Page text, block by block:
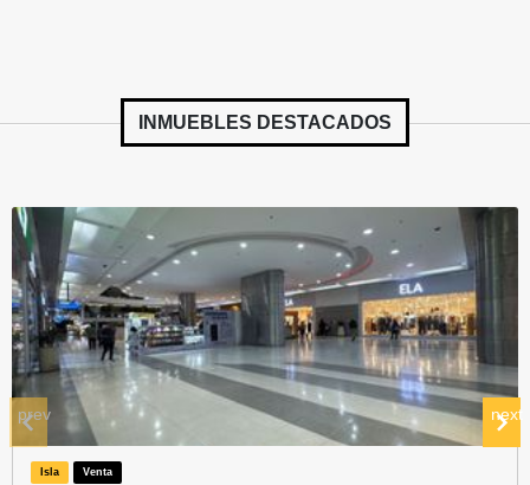
INMUEBLES DESTACADOS
Isla Venta
prev next